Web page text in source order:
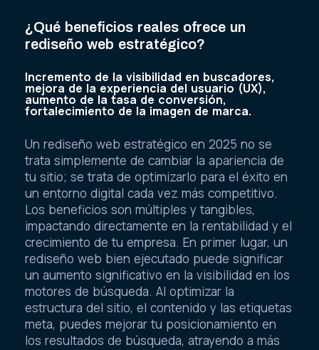
¿Qué beneficios reales ofrece un
rediseño web estratégico?
Incremento de la visibilidad en buscadores,
mejora de la experiencia del usuario (UX),
aumento de la tasa de conversión,
fortalecimiento de la imagen de marca.
Un rediseño web estratégico en 2025 no se
trata simplemente de cambiar la apariencia de
tu sitio; se trata de optimizarlo para el éxito en
un entorno digital cada vez más competitivo.
Los beneficios son múltiples y tangibles,
impactando directamente en la rentabilidad y el
crecimiento de tu empresa. En primer lugar, un
rediseño web bien ejecutado puede significar
un aumento significativo en la visibilidad en los
motores de búsqueda. Al optimizar la
estructura del sitio, el contenido y las etiquetas
meta, puedes mejorar tu posicionamiento en
los resultados de búsqueda, atrayendo a más